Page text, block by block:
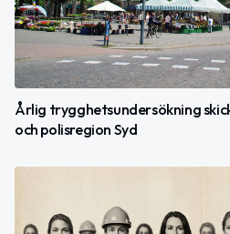
Årlig trygghetsundersökning
och polisregion Syd